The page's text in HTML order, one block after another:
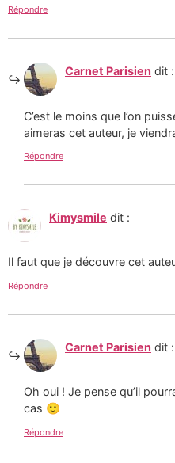
Répondre
Carnet Parisien dit :
C’est le moins que l’on
aimeras cet auteur, je
Répondre
Kimysmile dit :
Il faut que je découvre cet
Répondre
Carnet Parisien dit :
Oh oui ! Je pense qu’il
cas 🙂
Répondre